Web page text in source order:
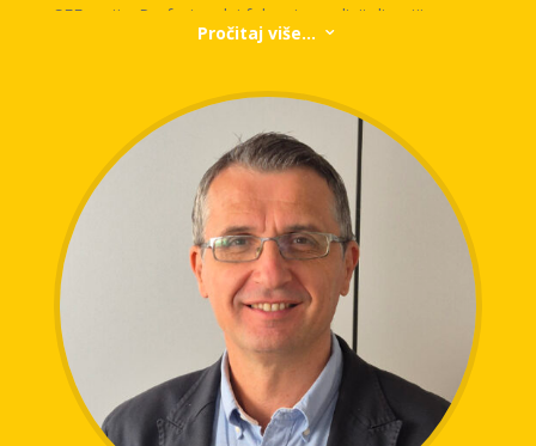
SEE regije. Profesionalni fokus je na digitalizaciji
poslovanja, modernizaciji IT arhitekture te primjeni
regulatornom i sigurnosnom osjetljivošću.
Tokom karijere uspješno vodio projekte migracije
poslovnih sistema u cloud okruženja, automatizacije
procesa koristeći cloud servise, te razvoja visoko
dostupnih platformi za podršku osiguravateljskim i
bankarskim uslugama. Posebnu pažnju posvećuje
usklađivanju digitalnih rješenja s poslovnim ciljevima i
zakonodavnim okvirom (GDPR, DORA, itd.).
Kao panelist, donosi kombinaciju tehničke ekspertize i
strateškog uvida u to kako IT može biti pokretač
konkurentnosti i otpornosti u modernom financijskom
okruženju.
Pročitaj više... 3